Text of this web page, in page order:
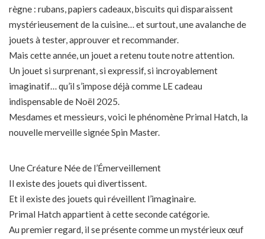
règne : rubans, papiers cadeaux, biscuits qui disparaissent
mystérieusement de la cuisine… et surtout, une avalanche de
jouets à tester, approuver et recommander.
Mais cette année, un jouet a retenu toute notre attention.
Un jouet si surprenant, si expressif, si incroyablement
imaginatif… qu’il s’impose déjà comme LE cadeau
indispensable de Noël 2025.
Mesdames et messieurs, voici le phénomène Primal Hatch, la
nouvelle merveille signée Spin Master.
Une Créature Née de l’Émerveillement
Il existe des jouets qui divertissent.
Et il existe des jouets qui réveillent l’imaginaire.
Primal Hatch appartient à cette seconde catégorie.
Au premier regard, il se présente comme un mystérieux œuf